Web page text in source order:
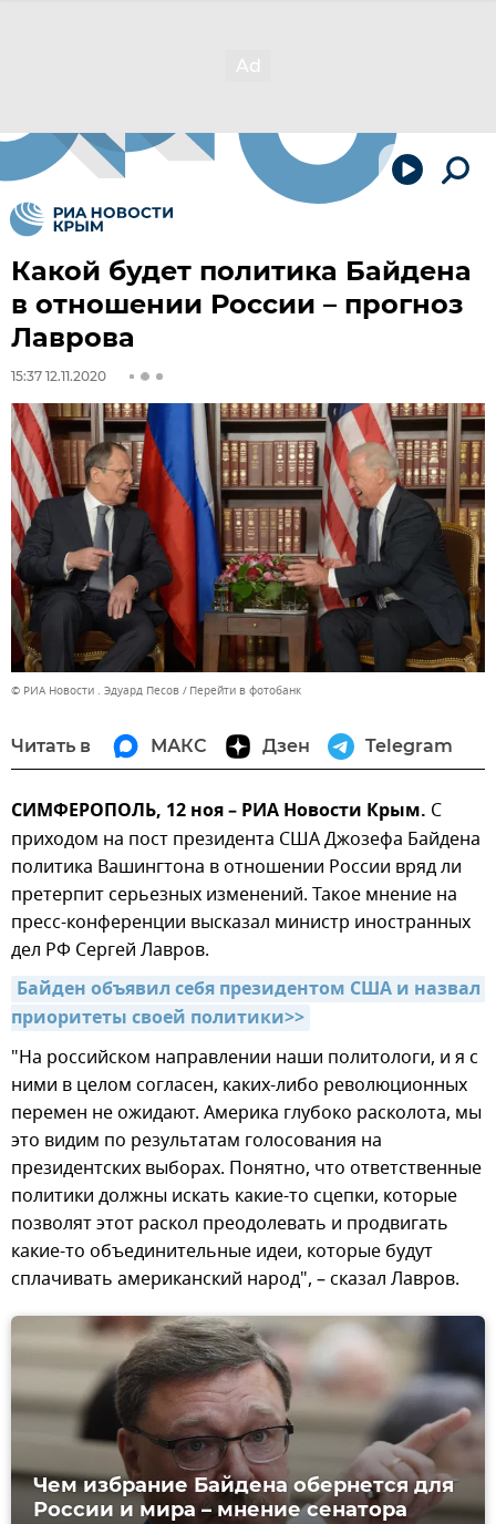
Какой будет политика Байдена
в отношении России – прогноз
Лаврова
15:37 12.11.2020
© РИА Новости . Эдуард Песов Перейти в фотобанк
Читать в МАКС Дзен Telegram
СИМФЕРОПОЛЬ, 12 ноя – РИА Новости Крым. С
приходом на пост президента США Джозефа Байдена
политика Вашингтона в отношении России вряд ли
претерпит серьезных изменений. Такое мнение на
пресс-конференции высказал министр иностранных
дел РФ Сергей Лавров.
Байден объявил себя президентом США и назвал
приоритеты своей политики>>
"На российском направлении наши политологи, и я с
ними в целом согласен, каких-либо революционных
перемен не ожидают. Америка глубоко расколота, мы
это видим по результатам голосования на
президентских выборах. Понятно, что ответственные
политики должны искать какие-то сцепки, которые
позволят этот раскол преодолевать и продвигать
какие-то объединительные идеи, которые будут
сплачивать американский народ", – сказал Лавров.
Чем избрание Байдена обернется для
России и мира – мнение сенатора